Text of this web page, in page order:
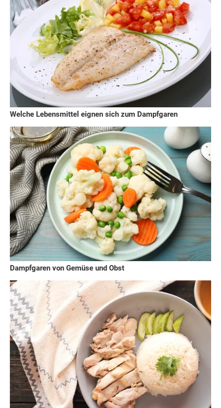
Welche Lebensmittel eignen sich zum Dampfgaren
Dampfgaren von Gemüse und Obst